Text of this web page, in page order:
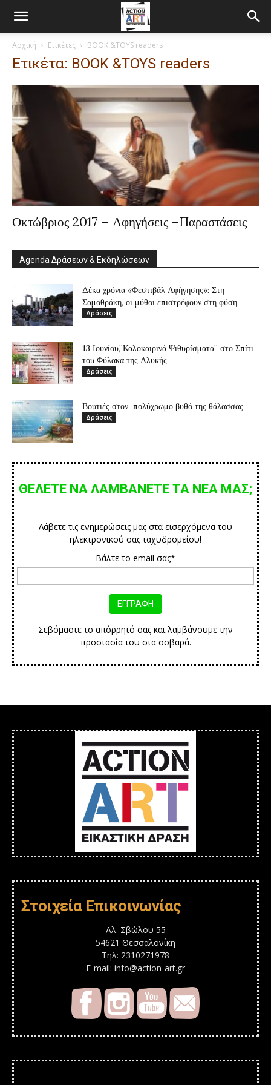
Αρχική Ετικέτες BOOK &TOYS readers
Ετικέτα: BOOK &TOYS readers
Οκτώβριος 2017 – Αφηγήσεις –Παραστάσεις
Agenda Δράσεων & Εκδηλώσεων
Δέκα χρόνια «Φεστιβάλ Αφήγησης»: Στη
Σαμοθράκη, οι μύθοι επιστρέφουν στη φύση
Δράσεις
13 Ιουνίου,”Καλοκαιρινά Ψιθυρίσματα” στο Σπίτι
του Φύλακα της Αλυκής
Δράσεις
Βουτιές στον πολύχρωμο βυθό της θάλασσας
Δράσεις
ΘΕΛΕΤΕ ΝΑ ΛΑΜΒΑΝΕΤΕ ΤΑ ΝΕΑ ΜΑΣ;
Λάβετε τις ενημερώσεις μας στα εισερχόμενα του
ηλεκτρονικού σας ταχυδρομείου!
Βάλτε το email σας*
Σεβόμαστε το απόρρητό σας και λαμβάνουμε την
προστασία του στα σοβαρά.
Στοιχεία Επικοινωνίας
Αλ. Σβώλου 55
54621 Θεσσαλονίκη
Τηλ: 2310271978
E-mail: info@action-art.gr